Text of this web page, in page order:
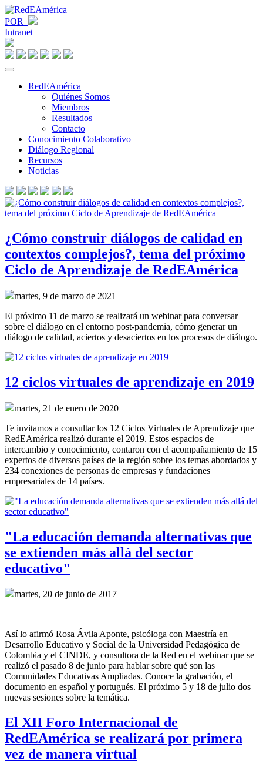
POR
Intranet
RedEAmérica
Quiénes Somos
Miembros
Resultados
Contacto
Conocimiento Colaborativo
Diálogo Regional
Recursos
Noticias
¿Cómo construir diálogos de calidad en
contextos complejos?, tema del próximo
Ciclo de Aprendizaje de RedEAmérica
martes, 9 de marzo de 2021
El próximo 11 de marzo se realizará un webinar para conversar
sobre el diálogo en el entorno post-pandemia, cómo generar un
diálogo de calidad, aciertos y desaciertos en los procesos de diálogo.
12 ciclos virtuales de aprendizaje en 2019
martes, 21 de enero de 2020
Te invitamos a consultar los 12 Ciclos Virtuales de Aprendizaje que
RedEAmérica realizó durante el 2019. Estos espacios de
intercambio y conocimiento, contaron con el acompañamiento de 15
expertos de diversos países de la región sobre los temas abordados y
234 conexiones de personas de empresas y fundaciones
empresariales de 14 países.
"La educación demanda alternativas que
se extienden más allá del sector
educativo"
martes, 20 de junio de 2017
Así lo afirmó Rosa Ávila Aponte, psicóloga con Maestría en
Desarrollo Educativo y Social de la Universidad Pedagógica de
Colombia y el CINDE, y consultora de la Red en el webinar que se
realizó el pasado 8 de junio para hablar sobre qué son las
Comunidades Educativas Ampliadas. Conoce la grabación, el
documento en español y portugués. El próximo 5 y 18 de julio dos
nuevas sesiones sobre la temática.
El XII Foro Internacional de
RedEAmérica se realizará por primera
vez de manera virtual